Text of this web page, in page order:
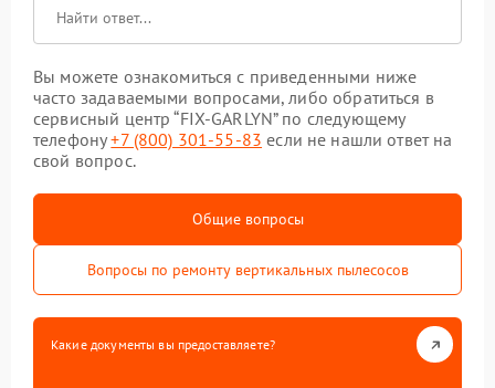
Вы можете ознакомиться с приведенными ниже
часто задаваемыми вопросами, либо обратиться в
сервисный центр “FIX-GARLYN” по следующему
телефону+7 (800) 301-55-83 если не нашли ответ на
свой вопрос.
Общие вопросы
Вопросы по ремонту вертикальных пылесосов
Какие документы вы предоставляете?